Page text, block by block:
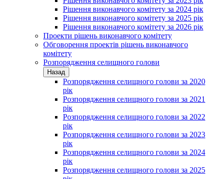
Рішення виконавчого комітету за 2024 рік
Рішення виконавчого комітету за 2025 рік
Рішення виконавчого комітету за 2026 рік
Проекти рішень виконавчого комітету
Обговорення проектів рішень виконавчого
комітету
Розпорядження селищного голови
Назад
Розпорядження селищного голови за 2020
рік
Розпорядження селищного голови за 2021
рік
Розпорядження селищного голови за 2022
рік
Розпорядження селищного голови за 2023
рік
Розпорядження селищного голови за 2024
рік
Розпорядження селищного голови за 2025